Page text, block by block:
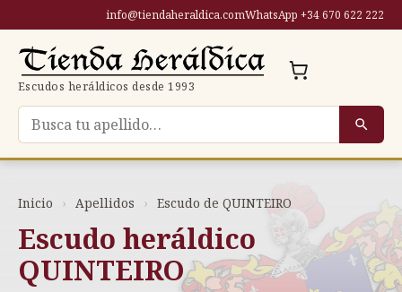
contenido
info@tiendaheraldica.comWhatsApp +34 670 622 222
Escudos heráldicos desde 1993
Buscar escudo por apellido
Inicio › Apellidos › Escudo de QUINTEIRO
Escudo heráldico
QUINTEIRO